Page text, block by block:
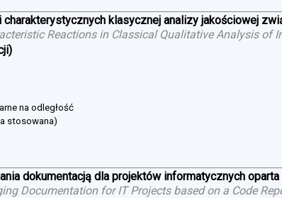
klasycznej analizy jakościowej
Reactions in Classical Qualitative Analysis of
na odległość
stosowana)
dokumentacją dla projektów informatycznych
Documentation for IT Projects based on a Code